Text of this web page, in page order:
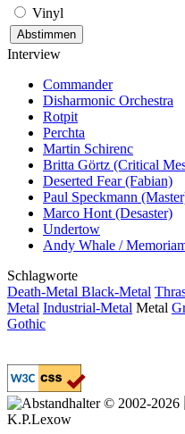
Vinyl
Interview
Commander
Disharmonic Orchestra
Rotpit
Perchta
Martin Schirenc
Britta Görtz (Critical
Deserted Fear (Fabian)
Paul Speckmann
Marco Hont (Desaster)
Undertow
Andy Whale /
Schlagworte
Death-Metal Black-Metal
Metal Industrial-Metal Metal
Gothic
© 2002-2026
K.P.Lexow